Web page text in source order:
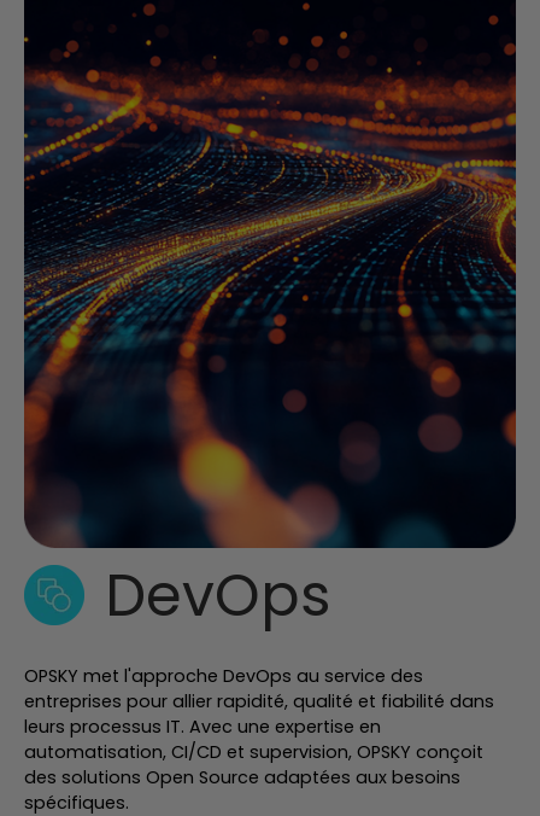
DevOps
OPSKY met l'approche DevOps au service des
entreprises pour allier rapidité, qualité et fiabilité dans
leurs processus IT. Avec une expertise en
automatisation, CI/CD et supervision, OPSKY conçoit
des solutions Open Source adaptées aux besoins
spécifiques.